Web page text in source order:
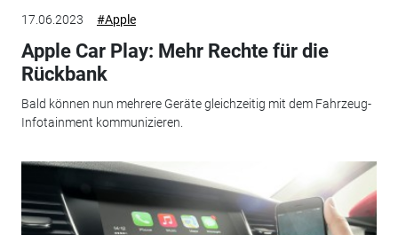
17.06.2023 #Apple
Apple Car Play: Mehr Rechte für die
Rückbank
Bald können nun mehrere Geräte gleichzeitig mit dem Fahrzeug-
Infotainment kommunizieren.